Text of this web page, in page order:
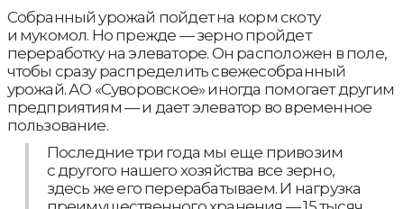
Собранный урожай пойдет на корм скоту
и мукомол. Но прежде — зерно пройдет
переработку на элеваторе. Он расположен в поле,
чтобы сразу распределить свежесобранный
урожай. АО «Суворовское» иногда помогает другим
предприятиям — и дает элеватор во временное
пользование.
Последние три года мы еще привозим
с другого нашего хозяйства все зерно,
здесь же его перерабатываем. И нагрузка